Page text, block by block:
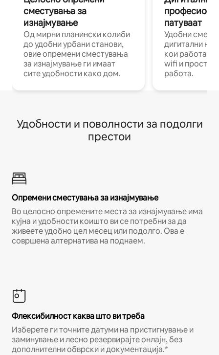
сместувања за
изнајмување
Од мирни планински колиби
до удобни урбани станови,
овие опремени сместувања
за изнајмување ги имаат
сите удобности како дом.
патуваат
Удобни
дигитални
кои работат
wifi и
работа.
Удобности и поволности за подолги
престои
Опремени сместувања за изнајмување
Во целосно опремените места за изнајмување има
кујна и удобности коишто ви се потребни за да
живеете удобно цел месец или подолго. Ова е
совршена алтернатива на поднаем.
Флексибилност каква што ви треба
Изберете ги точните датуми на пристигнување и
заминување и лесно резервирајте онлајн, без
дополнителни обврски и документација.*